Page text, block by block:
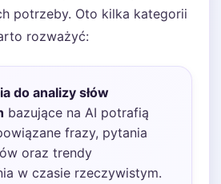
potrzeby. Oto kilka kategorii
rozważyć:
do analizy słów
bazujące na AI potrafią
frazy, pytania
oraz trendy
w czasie rzeczywistym.